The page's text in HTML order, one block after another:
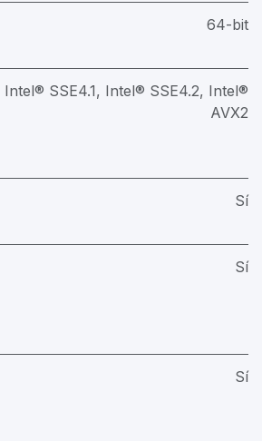
64-bit
Intel® SSE4.1, Intel® SSE4.2, Intel®
AVX2
Sí
Sí
Sí